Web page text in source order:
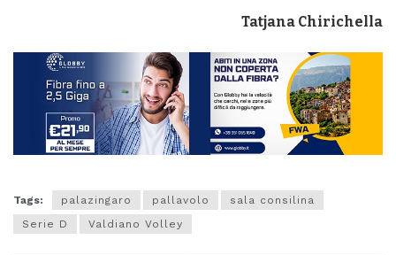
Tatjana Chirichella
Tags: palazingaro pallavolo
sala consilina
Serie D
Valdiano Volley